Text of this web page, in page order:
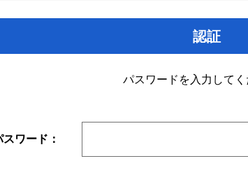
認証
パスワードを入力してく
ワード：